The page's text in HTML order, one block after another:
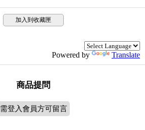
加入到收藏匣
Powered by Translate
商品提問
需登入會員方可留言